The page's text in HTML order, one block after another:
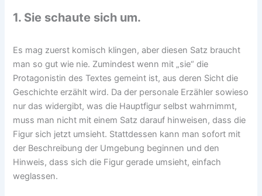
1. Sie schaute sich um.
Es mag zuerst komisch klingen, aber diesen Satz braucht
man so gut wie nie. Zumindest wenn mit „sie“ die
Protagonistin des Textes gemeint ist, aus deren Sicht die
Geschichte erzählt wird. Da der personale Erzähler sowieso
nur das widergibt, was die Hauptfigur selbst wahrnimmt,
muss man nicht mit einem Satz darauf hinweisen, dass die
Figur sich jetzt umsieht. Stattdessen kann man sofort mit
der Beschreibung der Umgebung beginnen und den
Hinweis, dass sich die Figur gerade umsieht, einfach
weglassen.